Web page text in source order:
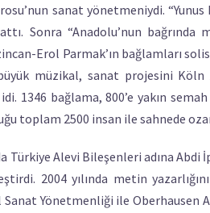
sanat yönetmeniydi. “Yunus
Sonra “Anadolu’nun
Erol Parmak’ın bağlamları
büyük müzikal, sanat projesini Köln
1346 bağlama, 800’e yakın
toplam 2500 insan ile sahnede
Türkiye Alevi Bileşenleri adına
2004 yılında metin yazarlığını
Sanat Yönetmenliği ile Oberhausen